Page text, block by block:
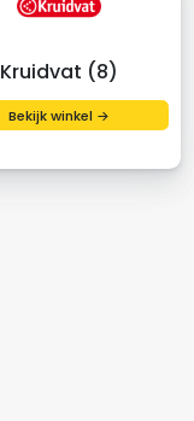
Kruidvat (8)
Bekijk winkel →